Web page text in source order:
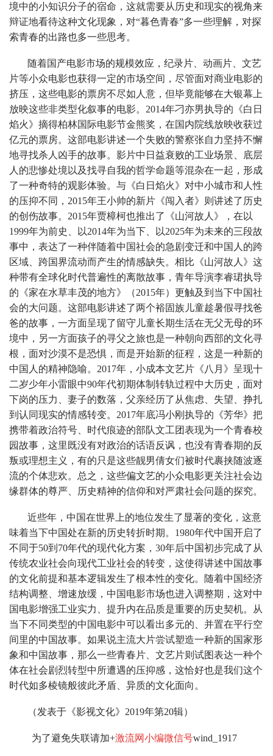
境中的小知识分子的宿命，这就需要从历史和现实的视角来
辩证地看待这种文化现象，对“暮色青春”多一些理解，对探
索青春的出路也多一些思考。
随着国产电影市场的规模效应，纪录片、动画片、文艺
片等小众电影也获得一定的市场空间，尽管面对商业电影的
挤压，这些电影的票房不尽如人意，但毕竟能够在大银幕上
放映这些非类型化叙事的电影。2014年刁亦男执导的《白日
焰火》摘得柏林国际电影节金熊奖，在国内院线放映收获过
亿元的票房。这部电影讲述一个失败的警察张自力坚持不懈
地寻找杀人凶手的故事。影片中日益衰败的工业场景、底层
人的悲惨处境以及找寻自我的哲学命题等混杂在一起，形成
了一种奇特的观影体验。与《白日焰火》对中小城市和人性
的压抑不同，2015年王小帅的新片《闯入者》则讲述了历史
的创伤故事。2015年贾樟柯也推出了《山河故人》，在以
1999年为前史、以2014年为当下、以2025年为未来的三段故
事中，表达了一种伴随着中国社会的急剧变迁和中国人的跨
区域、跨国界流动而产生的情感缺失。相比《山河故人》这
种带有全球化时代普遍性的离散故事，青年导演李睿珺执导
的《家在水草丰茂的地方》（2015年）更触及到当下中国社
会的大问题。这部电影讲述了两个裕固族儿童趁暑假寻找爸
爸的故事，一方面呈现了留守儿童长期生活在无父无母的环
境中，另一方面孩子的寻父之旅也是一种朝向西部的文化寻
根，面对沙漠不是恐惧，而是开始新的征程，这是一种新的
中国人的精神隐喻。2017年，小成本文艺片《八月》呈现十
二岁少年小雷眼中90年代初期体制转轨过程中大历史，面对
下岗的压力、妻子的数落，父亲经历了从焦虑、失望、挣扎
到认同现实的情感转变。2017年底冯小刚执导的《芳华》把
携带着政治符号、时代痕迹的部队文工团表现为一个青春校
园故事，这里既没有对政治的话语反讽，也没有青春期的反
叛或理想主义，有的只是这些靓男倩女们被时代裹挟随波逐
流的个体悲欢。总之，这些偏文艺的小众电影更关注社会边
缘群体的尊严、历史精神的信仰和对严肃社会问题的探究。
近些年，中国在世界上的地位发生了显著的变化，这意
味着当下中国处在新的历史转折时期。1980年代中国开启了
不同于50到70年代的现代化方案，30年后中国初步完成了从
传统农业社会向现代工业社会的转变，这使得讲述中国故事
的文化前提和基本逻辑发生了根本性的变化。随着中国经济
结构调整、增速放缓，中国电影市场也进入调整期，这对中
国电影增强工业实力、提升内在品质是重要的历史契机。从
当下不同类型的中国电影中可以看出多元的、并置在平行空
间里的中国故事。如果说主流大片尝试塑造一种新的国家形
象和中国故事，那么一些青春片、文艺片则试图表达一种个
体在社会剧烈转型中所遭遇的压抑感，这恰好也是我们这个
时代如多棱镜般彼此矛盾、异质的文化面向。
（发表于《影视文化》2019年第20辑）
为了避免失联请加+激流网小编微信号wind_1917